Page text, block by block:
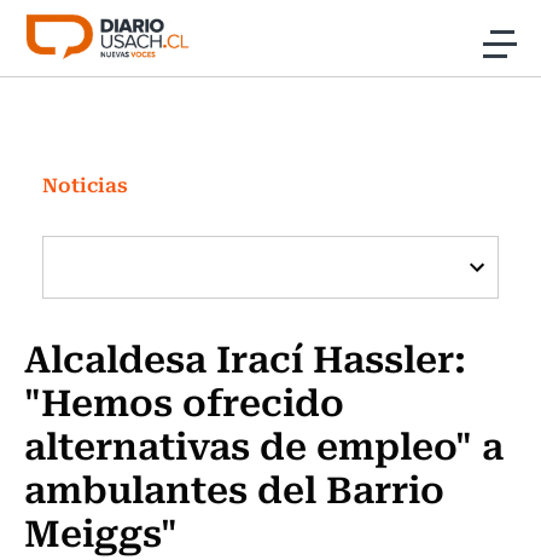
Click acá para ir directamente al contenido
Investigación
Cultura
Programas Radio y TV Usach
Noticias
Alcaldesa Irací Hassler:
"Hemos ofrecido
alternativas de empleo" a
ambulantes del Barrio
Meiggs"